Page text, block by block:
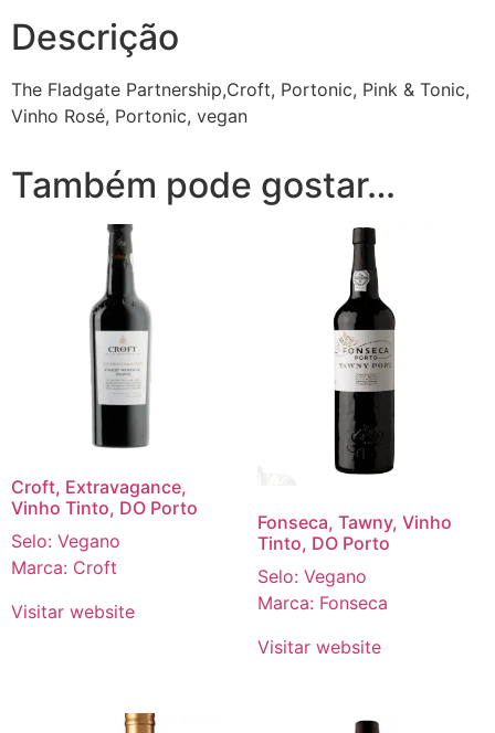
Descrição
The Fladgate Partnership,Croft, Portonic, Pink & Tonic,
Vinho Rosé, Portonic, vegan
Também pode gostar…
Croft, Extravagance,
Vinho Tinto, DO Porto
Selo: Vegano
Marca: Croft
Visitar website
Fonseca, Tawny, Vinho
Tinto, DO Porto
Selo: Vegano
Marca: Fonseca
Visitar website